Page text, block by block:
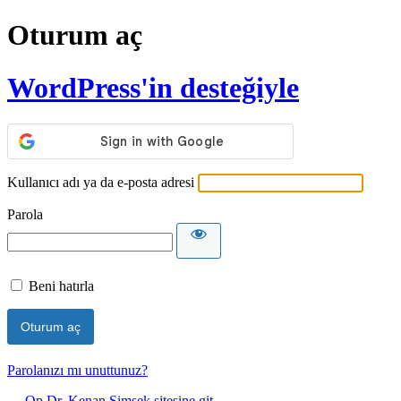
Oturum aç
WordPress'in desteğiyle
Kullanıcı adı ya da e-posta adresi
Parola
Beni hatırla
Parolanızı mı unuttunuz?